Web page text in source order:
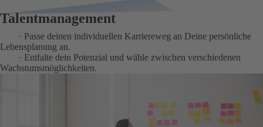
Talentmanagement
· Passe deinen individuellen Karriereweg an Deine persönliche
Lebensplanung an.
· Entfalte dein Potenzial und wähle zwischen verschiedenen
Wachstumsmöglichkeiten.